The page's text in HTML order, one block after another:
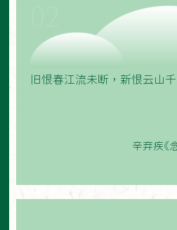
旧恨春江流未断，新恨云山千
辛弃疾《